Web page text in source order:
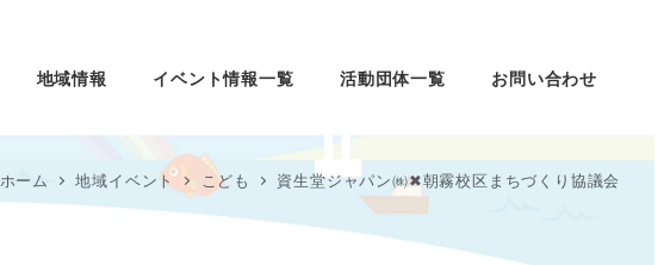
地域情報 イベント情報一覧 活動団体一覧 お問い合わせ
ホーム 地域イベント こども 資生堂ジャパン㈱✖朝霧校区まちづくり協議会